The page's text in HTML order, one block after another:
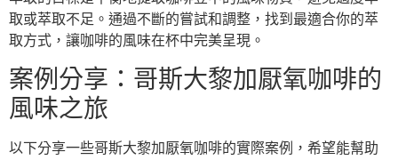
取或萃取不足。通過不斷的嘗試和調整，找到最適合你的萃
取方式，讓咖啡的風味在杯中完美呈現。
案例分享：哥斯大黎加厭氧咖啡的
風味之旅
以下分享一些哥斯大黎加厭氧咖啡的實際案例，希望能幫助